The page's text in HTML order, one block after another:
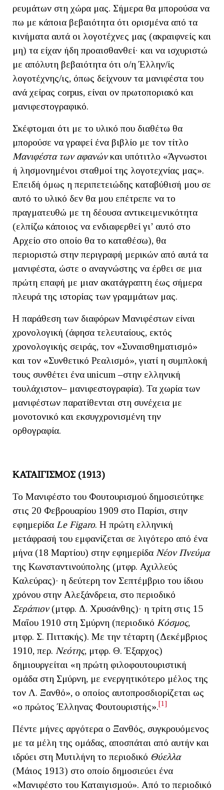
ρευμάτων στη χώρα μας. Σήμερα θα μπορούσα να
πω με κάποια βεβαιότητα ότι ορισμένα από τα
κινήματα αυτά οι λογοτέχνες μας (ακραιφνείς και
μη) τα είχαν ήδη προαισθανθεί· και να ισχυριστώ
με απόλυτη βεβαιότητα ότι ο/η Έλλην/ίς
λογοτέχνης/ις, όπως δείχνουν τα μανιφέστα του
ανά χείρας corpus, είναι ον πρωτοποριακό και
μανιφεστογραφικό.
Σκέφτομαι ότι με το υλικό που διαθέτω θα
μπορούσε να γραφεί ένα βιβλίο με τον τίτλο
Μανιφέστα των αφανώνκαι υπότιτλο «Άγνωστοι
ή λησμονημένοι σταθμοί της λογοτεχνίας μας».
Επειδή όμως η περιπετειώδης καταβύθισή μου σε
αυτό το υλικό δεν θα μου επέτρεπε να το
πραγματευθώ με τη δέουσα αντικειμενικότητα
(ελπίζω κάποιος να ενδιαφερθεί γι’ αυτό στο
Αρχείο στο οποίο θα το καταθέσω), θα
περιοριστώ στην περιγραφή μερικών από αυτά τα
μανιφέστα, ώστε ο αναγνώστης να έρθει σε μια
πρώτη επαφή με μιαν ακατάγραπτη έως σήμερα
πλευρά της ιστορίας των γραμμάτων μας.
Η παράθεση των διαφόρων Μανιφέστων είναι
χρονολογική (άφησα τελευταίους, εκτός
χρονολογικής σειράς, τον «Συναισθηματισμό»
και τον «Συνθετικό Ρεαλισμό», γιατί η συμπλοκή
τους συνθέτει ένα unicum ‒στην ελληνική
τουλάχιστον‒ μανιφεστογραφία). Τα χωρία των
μανιφέστων παρατίθενται στη συνέχεια με
μονοτονικό και εκσυγχρονισμένη την
ορθογραφία.
ΚΑΤΑΙΓΙΣΜΟΣ (1913)
Το Μανιφέστο του Φουτουρισμού δημοσιεύτηκε
στις 20 Φεβρουαρίου 1909 στο Παρίσι, στην
εφημερίδα Le Figaro. Η πρώτη ελληνική
μετάφρασή του εμφανίζεται σε λιγότερο από ένα
μήνα (18 Μαρτίου) στην εφημερίδα Νέον Πνεύμα
της Κωνσταντινούπολης (μτφρ. Αχιλλεύς
Καλεύρας)· η δεύτερη τον Σεπτέμβριο του ίδιου
χρόνου στην Αλεξάνδρεια, στο περιοδικό
Σεράπιον(μτφρ. Δ. Χρυσάνθης)· η τρίτη στις 15
Μαΐου 1910 στη Σμύρνη (περιοδικό Κόσμος,
μτφρ. Σ. Πιττακής). Με την τέταρτη (Δεκέμβριος
1910, περ. Νεότης, μτφρ. Θ. Έξαρχος)
δημιουργείται «η πρώτη φιλοφουτουριστική
ομάδα στη Σμύρνη, με ενεργητικότερο μέλος της
τον Λ. Ξανθό», ο οποίος αυτοπροσδιορίζεται ως
«ο πρώτος Έλληνας Φουτουριστής».[1]
Πέντε μήνες αργότερα ο Ξανθός, συγκρουόμενος
με τα μέλη της ομάδας, αποσπάται από αυτήν και
ιδρύει στη Μυτιλήνη το περιοδικό Θύελλα
(Μάιος 1913) στο οποίο δημοσιεύει ένα
«Μανιφέστο του Καταιγισμού». Από το περιοδικό